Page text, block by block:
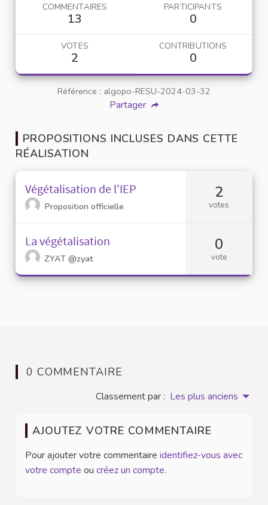
COMMENTAIRES
13
PARTICIPANTS
0
VOTES
2
CONTRIBUTIONS
0
Référence : algopo-RESU-2024-03-32
Partager
PROPOSITIONS INCLUSES DANS CETTE
RÉALISATION
Végétalisation de l'IEP
Proposition officielle
2
votes
La végétalisation
ZYAT @zyat
0
vote
0 COMMENTAIRE
Classement par : Les plus anciens
AJOUTEZ VOTRE COMMENTAIRE
Pour ajouter votre commentaire identifiez-vous avec
votre compte ou créez un compte.